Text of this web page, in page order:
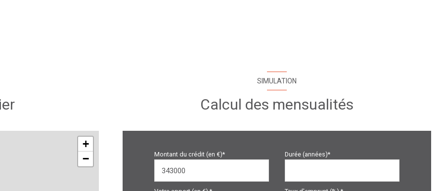
+
−
SIMULATION
Calcul des mensualités
Montant du crédit (en €)* Durée (années)*